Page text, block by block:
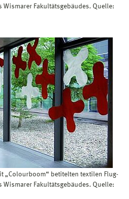
Wismarer Fakultätsgebäudes. Quelle:
„Colourboom“ betitelten textilen Flug-
Wismarer Fakultätsgebäudes. Quelle: